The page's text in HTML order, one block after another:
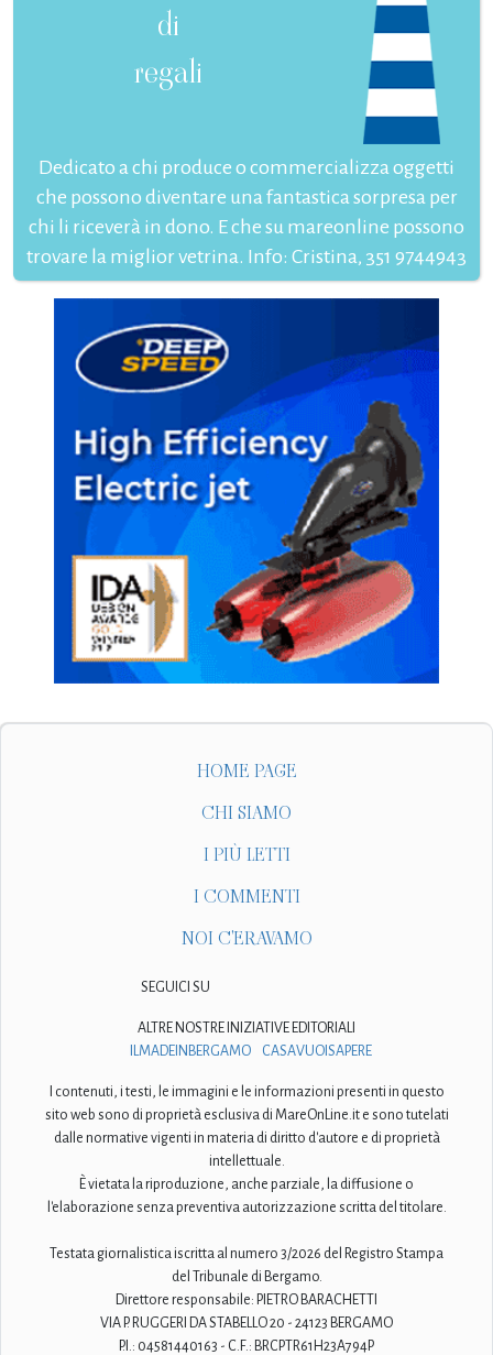
di
regali
Dedicato a chi produce o commercializza oggetti
che possono diventare una fantastica sorpresa per
chi li riceverà in dono. E che su mareonline possono
trovare la miglior vetrina. Info: Cristina, 351 9744943
HOME PAGE
CHI SIAMO
I PIÙ LETTI
I COMMENTI
NOI C'ERAVAMO
SEGUICI SU
ALTRE NOSTRE INIZIATIVE EDITORIALI
ILMADEINBERGAMO
CASAVUOISAPERE
I contenuti, i testi, le immagini e le informazioni presenti in questo
sito web sono di proprietà esclusiva di MareOnLine.it e sono tutelati
dalle normative vigenti in materia di diritto d'autore e di proprietà
intellettuale.
È vietata la riproduzione, anche parziale, la diffusione o
l'elaborazione senza preventiva autorizzazione scritta del titolare.
Testata giornalistica iscritta al numero 3/2026 del Registro Stampa
del Tribunale di Bergamo.
Direttore responsabile: PIETRO BARACHETTI
VIA P. RUGGERI DA STABELLO 20 - 24123 BERGAMO
P.I.: 04581440163 - C.F.: BRCPTR61H23A794P